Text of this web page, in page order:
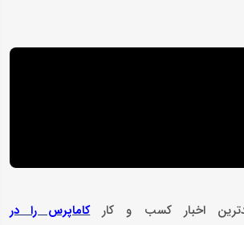
اخبار کسب و کار
کاماپرس را در